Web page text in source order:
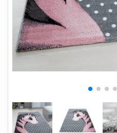
ENTREMØBLER
SPAR PENGE PÅ UDVALGTE VARER